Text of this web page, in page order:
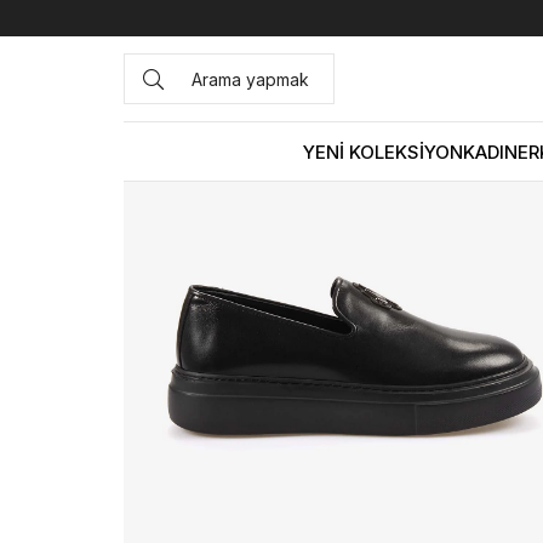
YENİ KOLEKSİYONKADIN
Anasayfa ERKEK AYAKKABI Spor&Sneaker